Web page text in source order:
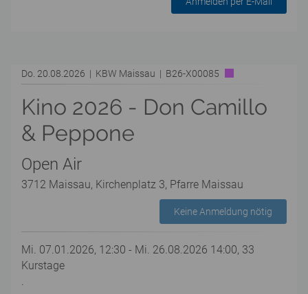
Do. 20.08.2026 | KBW Maissau | B26-X00085
Kino 2026 - Don Camillo
& Peppone
Open Air
3712 Maissau, Kirchenplatz 3, Pfarre Maissau
Keine Anmeldung nötig
Mi. 07.01.2026, 12:30 - Mi. 26.08.2026 14:00, 33
Kurstage
.